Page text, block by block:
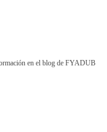
en el blog de FYADUB